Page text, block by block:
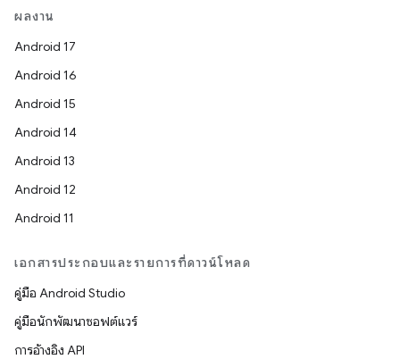
ผลงาน
Android 17
Android 16
Android 15
Android 14
Android 13
Android 12
Android 11
เอกสารประกอบและรายการที่ดาวน์โหลด
คู่มือ Android Studio
คู่มือนักพัฒนาซอฟต์แวร์
การอ้างอิง API